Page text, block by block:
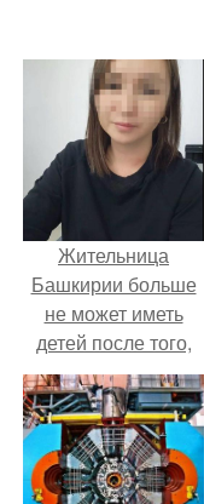
Жительница
Башкирии больше
не может иметь
детей после того,
как медики сделали
ей аборт на шестом
месяце
беременности и
оставили в матке